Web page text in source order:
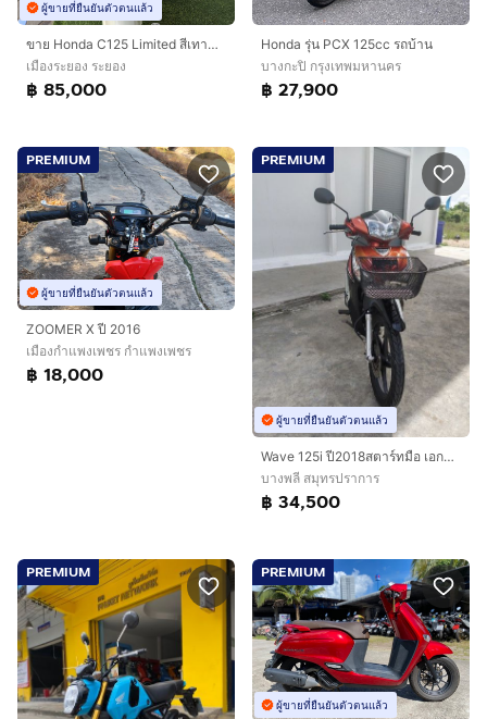
ผู้ขายที่ยืนยันตัวตนแล้ว
ขาย Honda C125 Limited สีเทาขาว ปี2561 เลขไมล์190 จอดเก็บ ชุดแต่ง Moriwaki Limited ท่อ Megaphone Black
เมืองระยอง ระยอง
฿ 85,000
Honda รุ่น PCX 125cc รถบ้าน
บางกะปิ กรุงเทพมหานคร
฿ 27,900
PREMIUM
ผู้ขายที่ยืนยันตัวตนแล้ว
ZOOMER X ปี 2016
เมืองกำแพงเพชร กำแพงเพชร
฿ 18,000
PREMIUM
ผู้ขายที่ยืนยันตัวตนแล้ว
Wave 125i ปี2018สตาร์ทมือ เอกสารครบ
บางพลี สมุทรปราการ
฿ 34,500
PREMIUM PREMIUM
ผู้ขายที่ยืนยันตัวตนแล้ว